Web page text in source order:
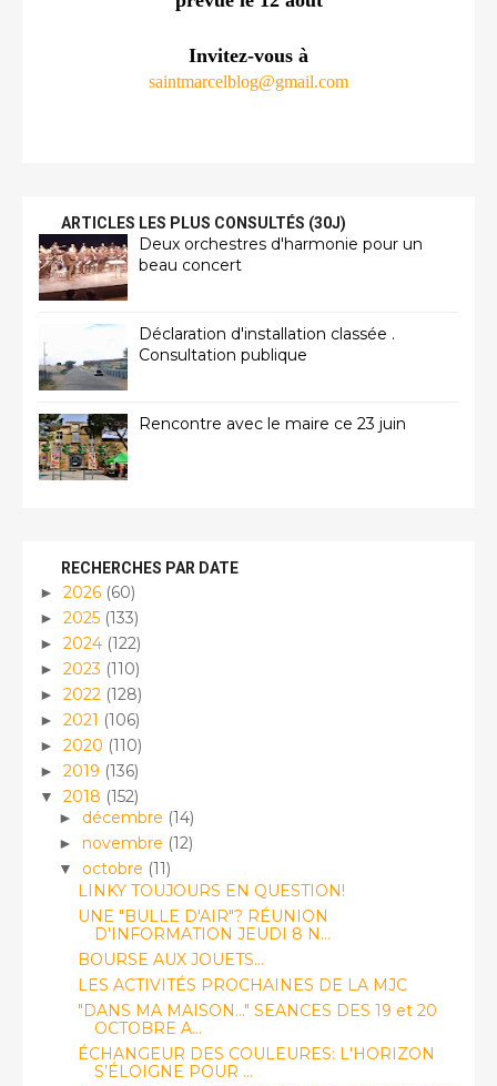
Invitez-vous à
saintmarcelblog@gmail.com
ARTICLES LES PLUS CONSULTÉS (30J)
Deux orchestres d'harmonie pour un
beau concert
Déclaration d'installation classée .
Consultation publique
Rencontre avec le maire ce 23 juin
RECHERCHES PAR DATE
► 2026 (60)
► 2025 (133)
► 2024 (122)
► 2023 (110)
► 2022 (128)
► 2021 (106)
► 2020 (110)
► 2019 (136)
▼ 2018 (152)
► décembre (14)
► novembre (12)
▼ octobre (11)
LINKY TOUJOURS EN QUESTION!
UNE "BULLE D'AIR"? RÉUNION
D'INFORMATION JEUDI 8 N...
BOURSE AUX JOUETS...
LES ACTIVITÉS PROCHAINES DE LA MJC
"DANS MA MAISON..." SEANCES DES 19 et 20
OCTOBRE A...
ÉCHANGEUR DES COULEURES: L'HORIZON
S’ÉLOIGNE POUR ...